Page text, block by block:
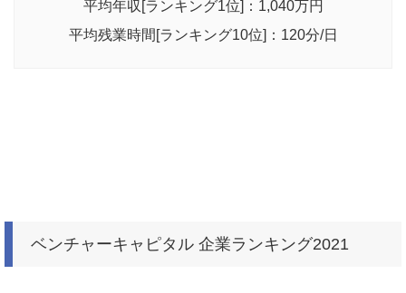
平均年収[ランキング1位]：1,040万円
平均残業時間[ランキング10位]：120分/日
ベンチャーキャピタル 企業ランキング2021